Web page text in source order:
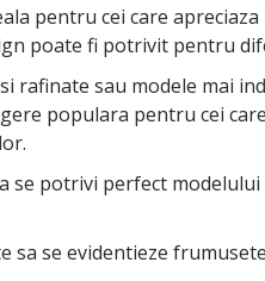
pentru cei care
poate fi potrivit pentru
rafinate sau modele mai
populara pentru cei
se potrivi perfect
se evidentieze